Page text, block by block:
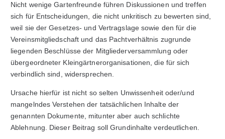
Nicht wenige Gartenfreunde führen Diskussionen und treffen
sich für Entscheidungen, die nicht unkritisch zu bewerten sind,
weil sie der Gesetzes- und Vertragslage sowie den für die
Vereinsmitgliedschaft und das Pachtverhältnis zugrunde
liegenden Beschlüsse der Mitgliederversammlung oder
übergeordneter Kleingärtnerorganisationen, die für sich
verbindlich sind, widersprechen.
Ursache hierfür ist nicht so selten Unwissenheit oder/und
mangelndes Verstehen der tatsächlichen Inhalte der
genannten Dokumente, mitunter aber auch schlichte
Ablehnung. Dieser Beitrag soll Grundinhalte verdeutlichen.